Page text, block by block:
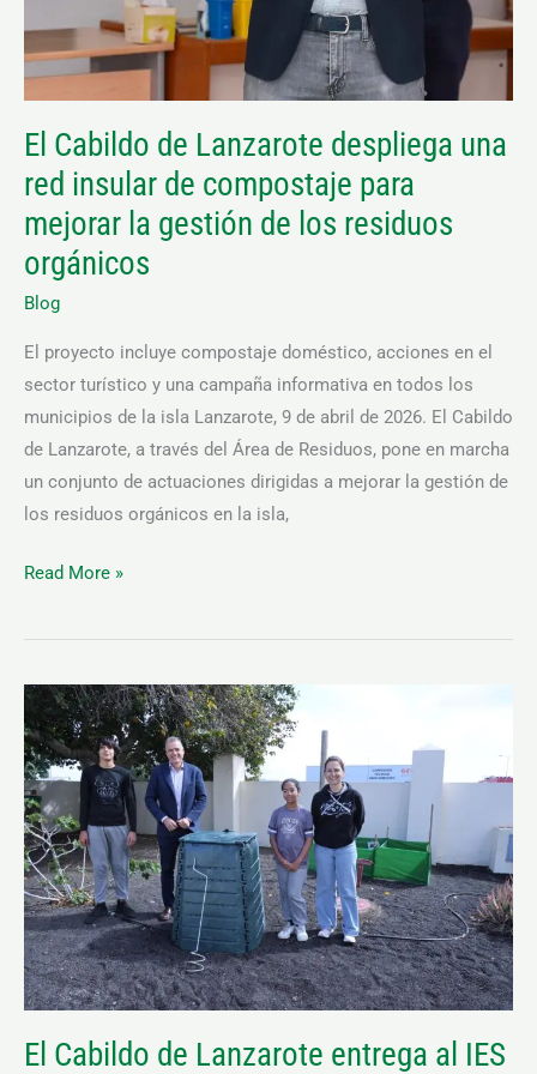
El Cabildo de Lanzarote despliega una
red insular de compostaje para
mejorar la gestión de los residuos
orgánicos
Blog
El proyecto incluye compostaje doméstico, acciones en el
sector turístico y una campaña informativa en todos los
municipios de la isla Lanzarote, 9 de abril de 2026. El Cabildo
de Lanzarote, a través del Área de Residuos, pone en marcha
un conjunto de actuaciones dirigidas a mejorar la gestión de
los residuos orgánicos en la isla,
la
gestión
de
los
residuos
orgánicos
Read More »
El Cabildo de Lanzarote entrega al IES
El
Cabildo
de
Lanzarote
entrega
al
IES
En
Altavista
la
de